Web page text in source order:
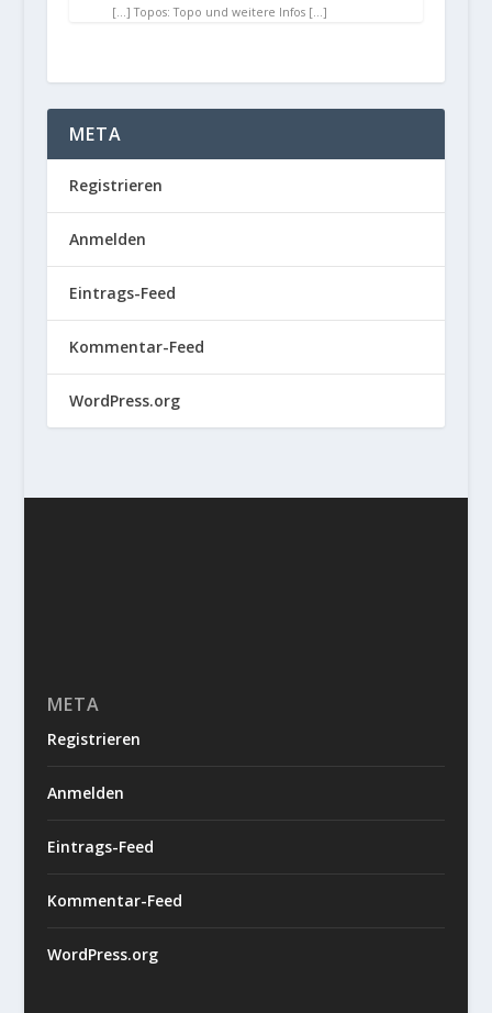
[…] Topos: Topo und weitere Infos […]
META
Registrieren
Anmelden
Eintrags-Feed
Kommentar-Feed
WordPress.org
META
Registrieren
Anmelden
Eintrags-Feed
Kommentar-Feed
WordPress.org